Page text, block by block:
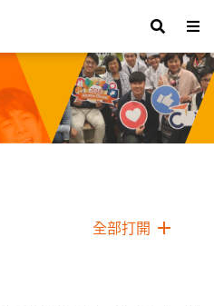
全部打開